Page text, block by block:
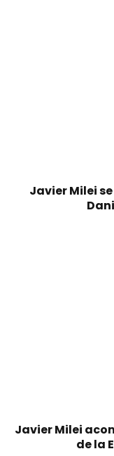
Javier Milei
Javier Milei
de la